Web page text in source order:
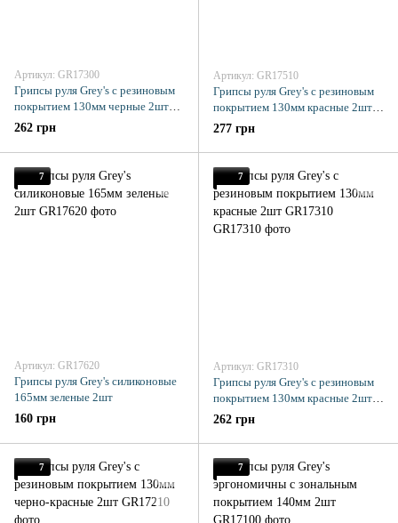
Артикул: GR17300
Грипсы руля Grey's с резиновым
покрытием 130мм черные 2шт
GR17300
262 грн
Артикул: GR17510
Грипсы руля Grey's с резиновым
покрытием 130мм красные 2шт
GR17510
277 грн
7
Артикул: GR17620
Грипсы руля Grey's силиконовые
165мм зеленые 2шт
160 грн
7
Артикул: GR17310
Грипсы руля Grey's с резиновым
покрытием 130мм красные 2шт
GR17310
262 грн
7 7